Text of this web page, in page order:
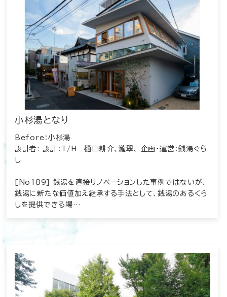
小杉湯となり
Before：小杉湯
設計者: 設計：T/H 樋口耕介、瀧翠、 企画・運営：銭湯ぐら
し
[No189] 銭湯を直接リノベーションした事例ではないが、
銭湯に新たな価値加え継承する手法として、銭湯のあるくら
しを提供できる場…